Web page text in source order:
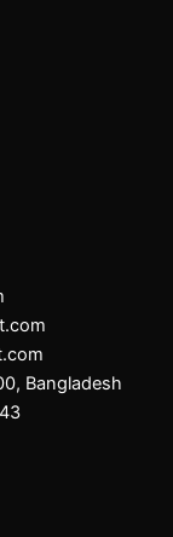
Bangladesh